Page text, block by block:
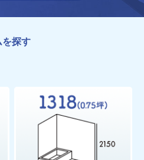
を探す